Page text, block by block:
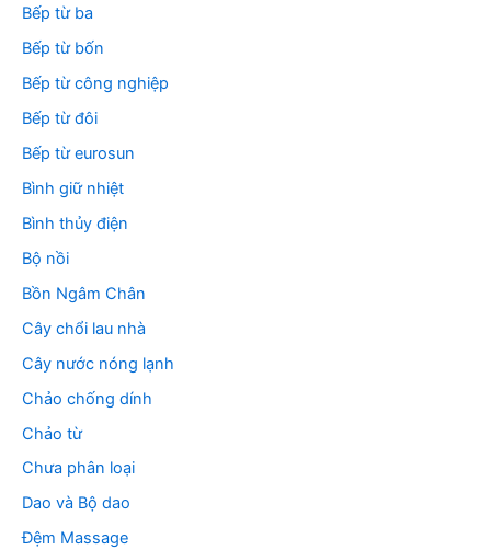
Bếp từ ba
Bếp từ bốn
Bếp từ công nghiệp
Bếp từ đôi
Bếp từ eurosun
Bình giữ nhiệt
Bình thủy điện
Bộ nồi
Bồn Ngâm Chân
Cây chổi lau nhà
Cây nước nóng lạnh
Chảo chống dính
Chảo từ
Chưa phân loại
Dao và Bộ dao
Đệm Massage